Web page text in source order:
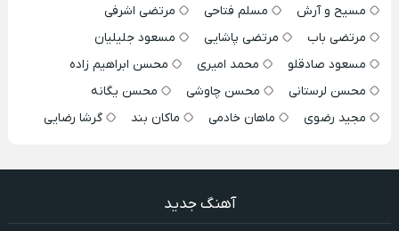
مسیح و آرش
مسلم فتاحی
مرتضی اشرفی
مرتضی باب
مرتضی پاشایی
مسعود جلیلیان
مسعود صادقلو
محمد امیری
محسن ابراهیم زاده
محسن لرستانی
محسن چاوشی
محسن یگانه
مجید رضوی
ماهان خادمی ماکان بند گرشا رضایی
آهنگ جدید